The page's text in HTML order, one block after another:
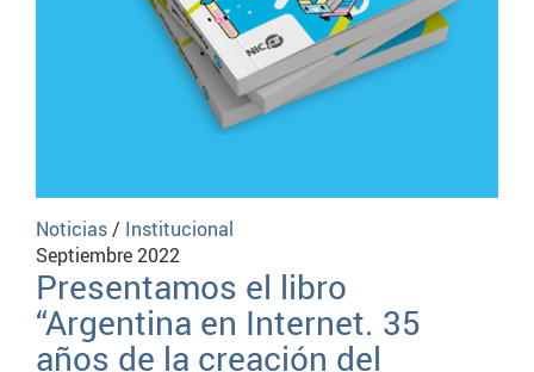
Noticias/ Institucional
Septiembre 2022
Presentamos el libro
“Argentina en Internet. 35
años de la creación del